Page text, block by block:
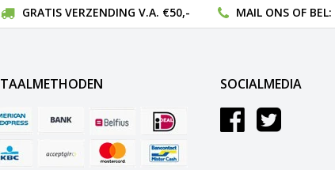
GRATIS VERZENDING V.A. €50,- MAIL ONSOF BEL:
SOCIALMEDIA